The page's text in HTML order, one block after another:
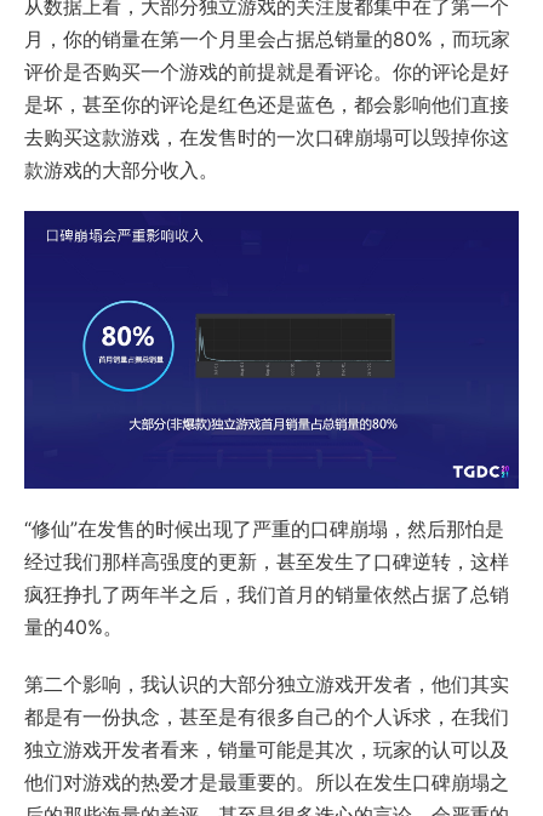
从数据上看，大部分独立游戏的关注度都集中在了第一个
月，你的销量在第一个月里会占据总销量的80%，而玩家
评价是否购买一个游戏的前提就是看评论。你的评论是好
是坏，甚至你的评论是红色还是蓝色，都会影响他们直接
去购买这款游戏，在发售时的一次口碑崩塌可以毁掉你这
款游戏的大部分收入。
“修仙”在发售的时候出现了严重的口碑崩塌，然后那怕是
经过我们那样高强度的更新，甚至发生了口碑逆转，这样
疯狂挣扎了两年半之后，我们首月的销量依然占据了总销
量的40%。
第二个影响，我认识的大部分独立游戏开发者，他们其实
都是有一份执念，甚至是有很多自己的个人诉求，在我们
独立游戏开发者看来，销量可能是其次，玩家的认可以及
他们对游戏的热爱才是最重要的。所以在发生口碑崩塌之